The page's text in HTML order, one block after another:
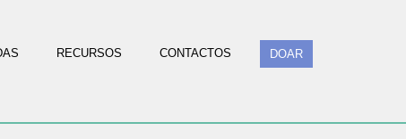
RECURSOS CONTACTOS DOAR